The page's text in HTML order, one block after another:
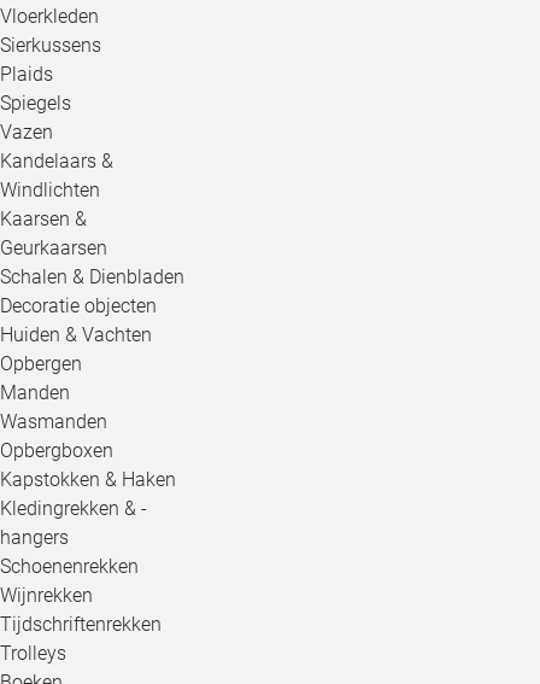
Vloerkleden
Sierkussens
Plaids
Spiegels
Vazen
Kandelaars &
Windlichten
Kaarsen &
Geurkaarsen
Schalen & Dienbladen
Decoratie objecten
Huiden & Vachten
Opbergen
Manden
Wasmanden
Opbergboxen
Kapstokken & Haken
Kledingrekken & -
hangers
Schoenenrekken
Wijnrekken
Tijdschriftenrekken
Trolleys